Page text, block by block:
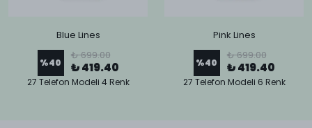
Blue Lines
%40
₺ 699.00
₺ 419.40
27 Telefon Modeli 4 Renk
Pink Lines
%40
₺ 699.00
₺ 419.40
27 Telefon Modeli 6 Renk